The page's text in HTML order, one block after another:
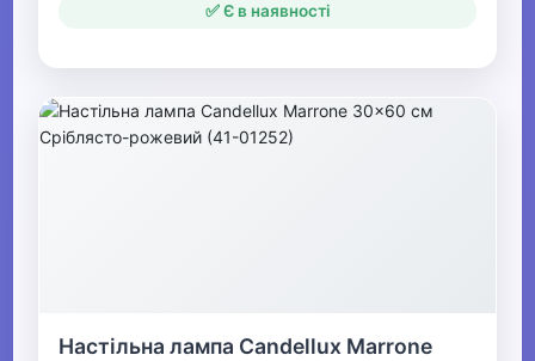
✅ Є в наявності
Настільна лампа Candellux Marrone